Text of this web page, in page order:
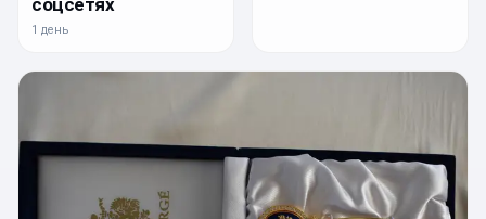
соцсетях
1 день